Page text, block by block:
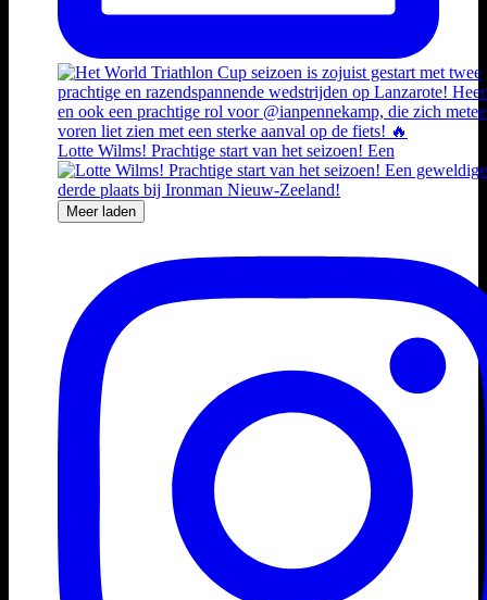
Lotte Wilms! Prachtige start van het seizoen! Een
Meer laden